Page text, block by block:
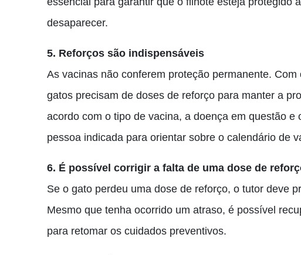
desaparecer.
5. Reforços são indispensáveis
As vacinas não conferem proteção permanente.
gatos precisam de doses de reforço para manter a
acordo com o tipo de vacina, a doença em questão
pessoa indicada para orientar sobre o calendário de
6. É possível corrigir a falta de uma dose de
Se o gato perdeu uma dose de reforço, o tutor deve
Mesmo que tenha ocorrido um atraso, é possível
para retomar os cuidados preventivos.